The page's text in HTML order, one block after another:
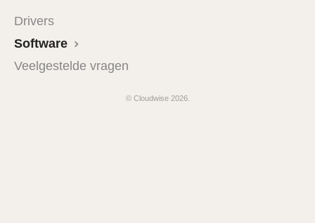
Drivers
Software
Veelgestelde vragen
© Cloudwise 2026.